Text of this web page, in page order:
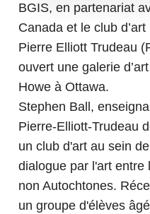
BGIS, en partenariat
Canada et le club
Pierre Elliott Trudeau
ouvert une galerie
Howe à Ottawa.
Stephen Ball,
Pierre-Elliott-Trudeau
un club d'art au sein
dialogue par l'art entre
non Autochtones.
un groupe d'élèves